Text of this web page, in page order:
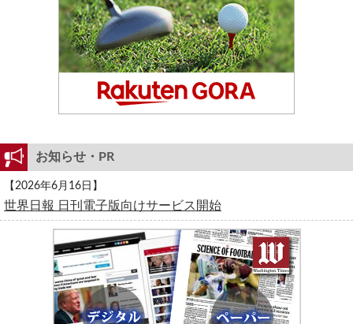
お知らせ・PR
【2026年6月16日】
世界日報 日刊電子版向けサービス開始